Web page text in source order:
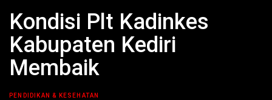
Kondisi Plt Kadinkes
Kabupaten Kediri
Membaik
PENDIDIKAN & KESEHATAN